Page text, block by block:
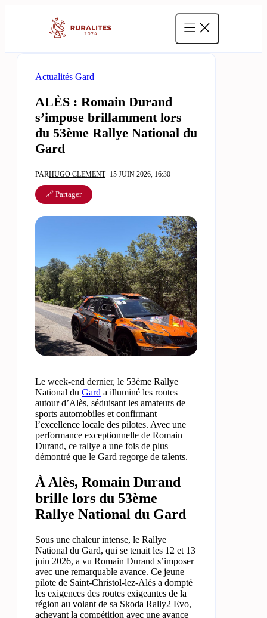
Actualités Gard
ALÈS : Romain Durand
s’impose brillamment lors
du 53ème Rallye National du
Gard
PARHUGO CLEMENT- 15 JUIN 2026, 16:30
🔗 Partager
Le week-end dernier, le 53ème Rallye
National du Gard a illuminé les routes
autour d’Alès, séduisant les amateurs de
sports automobiles et confirmant
l’excellence locale des pilotes. Avec une
performance exceptionnelle de Romain
Durand, ce rallye a une fois de plus
démontré que le Gard regorge de talents.
À Alès, Romain Durand
brille lors du 53ème
Rallye National du Gard
Sous une chaleur intense, le Rallye
National du Gard, qui se tenait les 12 et 13
juin 2026, a vu Romain Durand s’imposer
avec une remarquable avance. Ce jeune
pilote de Saint-Christol-lez-Alès a dompté
les exigences des routes exigeantes de la
région au volant de sa Skoda Rally2 Evo,
achevant la compétition avec une avance